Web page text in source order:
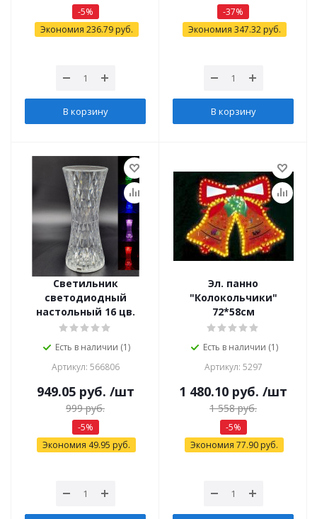
-5%
Экономия 236.79руб.
В корзину
-37%
Экономия 347.32руб.
В корзину
Светильник
светодиодный
настольный 16 цв.
Есть в наличии (1)
Артикул: 566806
949.05руб. /шт
999руб.
-5%
Экономия 49.95 руб.
Эл. панно
"Колокольчики"
72*58см
Есть в наличии (1)
Артикул: 5297
1 480.10 руб. /шт
1 558руб.
-5%
Экономия 77.90 руб.